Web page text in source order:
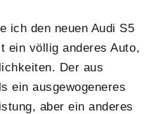
ich den neuen Audi S5
ein völlig anderes Auto,
Der aus
ein ausgewogeneres
aber ein anderes